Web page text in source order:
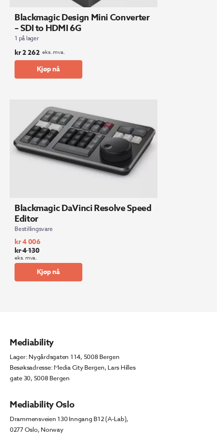
Blackmagic Design Mini Converter
– SDI to HDMI 6G
1 på lager
kr2 262 eks. mva.
Kjøp nå
Blackmagic DaVinci Resolve Speed
Editor
Bestillingsvare
kr4 130
Opprinnelig
pris
kr4 006
Nåværende
pris
eks. mva.
Kjøp nå
Mediability
Lager: Nygårdsgaten 114, 5008 Bergen
Besøksadresse: Media City Bergen, Lars Hilles
gate 30, 5008 Bergen
Mediability Oslo
Drammensveien 130 Inngang B12 (A-Lab),
0277 Oslo, Norway